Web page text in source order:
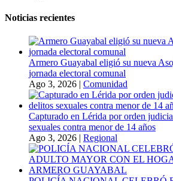
Noticias recientes
Armero Guayabal eligió su nueva
jornada electoral comunal
Ago 3, 2026 | Comunidad
Capturado en Lérida por orden
sexuales contra menor de 14 años
Ago 3, 2026 | Regional